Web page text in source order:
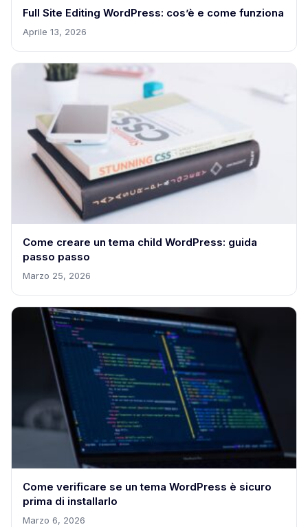
Full Site Editing WordPress: cos’è e come funziona
Aprile 13, 2026
Come creare un tema child WordPress: guida
passo passo
Marzo 25, 2026
Come verificare se un tema WordPress è sicuro
prima di installarlo
Marzo 6, 2026